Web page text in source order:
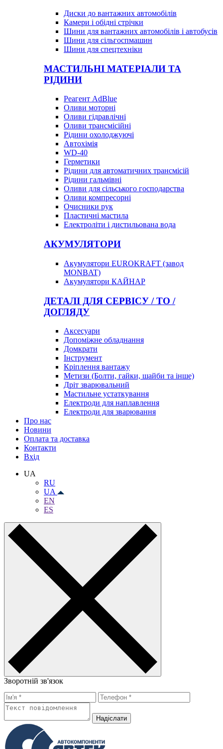
Диски до вантажних автомобілів
Камери і обідні стрічки
Шини для вантажних автомобілів і автобусів
Шини для сільгоспмашин
Шини для спецтехніки
МАСТИЛЬНІ МАТЕРІАЛИ ТА
РІДИНИ
Реагент AdBlue
Оливи моторні
Оливи гідравлічні
Оливи трансмісійні
Рідини охолоджуючі
Автохімія
WD-40
Герметики
Рідини для автоматичних трансмісій
Рідини гальмівні
Оливи для сільського господарства
Оливи компресорні
Очисники рук
Пластичні мастила
Електроліти і дистильована вода
АКУМУЛЯТОРИ
Акумулятори EUROKRAFT (завод
MONBAT)
Акумулятори КАЙНАР
ДЕТАЛІ ДЛЯ СЕРВІСУ / ТО /
ДОГЛЯДУ
Аксесуари
Допоміжне обладнання
Домкрати
Інструмент
Кріплення вантажу
Метизи (Болти, гайки, шайби та інше)
Дріт зварювальний
Мастильне устаткування
Електроди для наплавлення
Електроди для зварювання
Про нас
Новини
Оплата та доставка
Контакти
Вхiд
UA
RU
UA
EN
ES
Зворотній зв'язок
Надiслати